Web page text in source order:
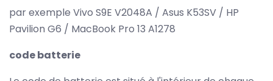
par exemple Vivo S9E V2048A / Asus K53SV / HP
Pavilion G6 / MacBook Pro 13 A1278
code batterie